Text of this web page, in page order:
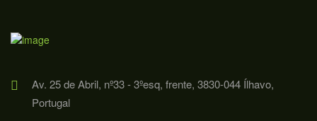
Av. 25 de Abril, nº33 - 3ºesq, frente, 3830-044 Ílhavo,
Portugal